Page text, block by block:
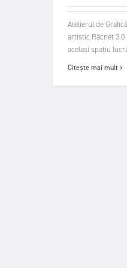
Atelierul de
artistic Răcnet
același spațiu
Citește mai mult